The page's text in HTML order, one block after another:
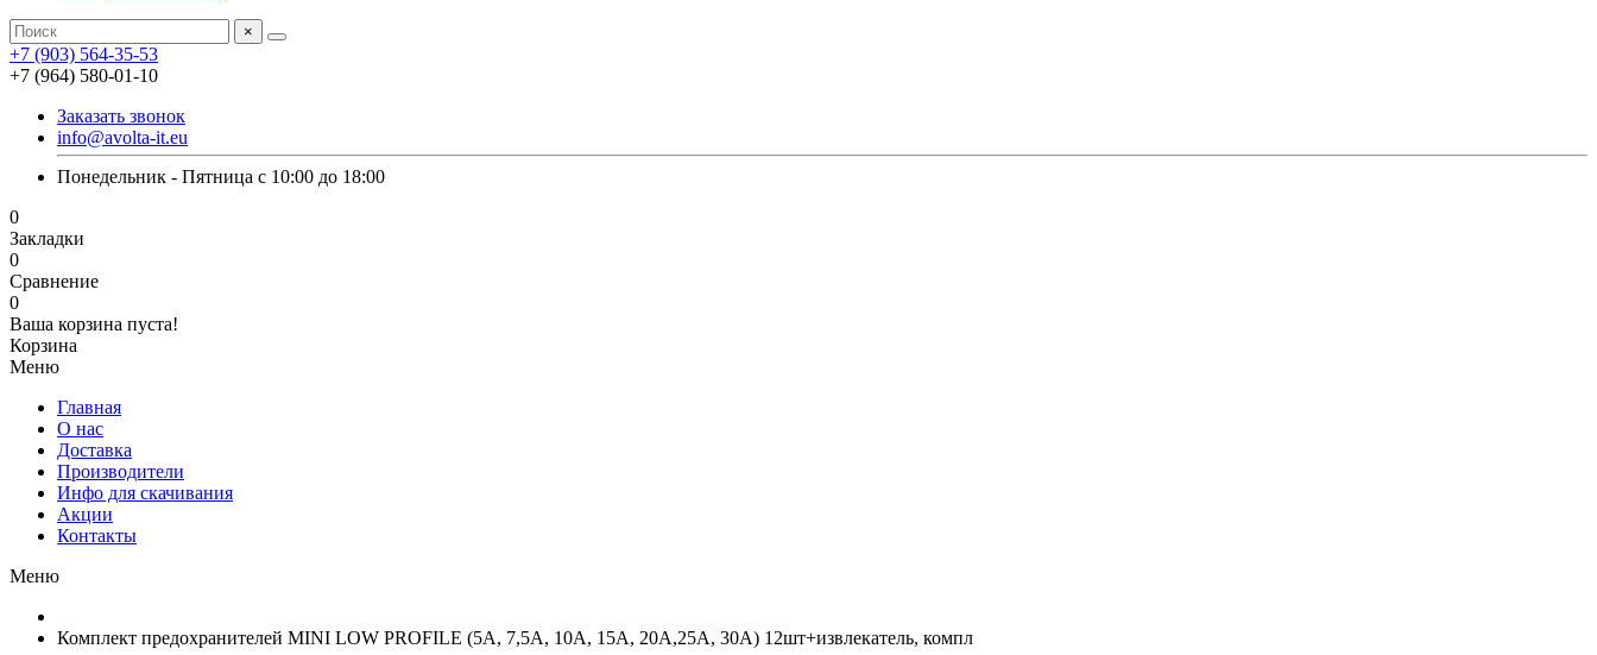
×
+7 (903) 564-35-53
+7 (964) 580-01-10
Заказать звонок
info@avolta-it.eu
Понедельник - Пятница с 10:00 до 18:00
0
Закладки
0
Сравнение
0
Ваша корзина пуста!
Корзина
Меню
Главная
О нас
Доставка
Производители
Инфо для скачивания
Акции
Контакты
Меню
Комплект предохранителей MINI LOW PROFILE (5A, 7,5A, 10A, 15A, 20A,25A, 30A) 12шт+извлекатель, компл